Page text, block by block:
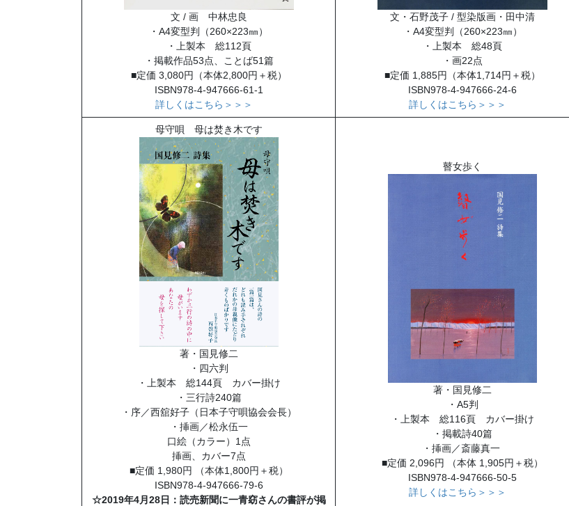
文 / 画 中林忠良
・A4変型判（260×223㎜）
・上製本 総112頁
・掲載作品53点、ことば51篇
■定価 3,080円（本体2,800円＋税）
ISBN978-4-947666-61-1
詳しくはこちら＞＞＞
文・石野茂子 / 型染版画・田中清
・A4変型判（260×223㎜）
・上製本 総48頁
・画22点
■定価 1,885円（本体1,714円＋税）
ISBN978-4-947666-24-6
詳しくはこちら＞＞＞
母守唄 母は焚き木です
著・国見修二
・四六判
・上製本 総144頁 カバー掛け
・三行詩240篇
・序／西舘好子（日本子守唄協会会長）
・挿画／松永伍一
口絵（カラー）1点
挿画、カバー7点
■定価 1,980円 （本体1,800円＋税）
ISBN978-4-947666-79-6
☆2019年4月28日：読売新聞に一青窈さんの書評が掲
瞽女歩く
著・国見修二
・A5判
・上製本 総116頁 カバー掛け
・掲載詩40篇
・挿画／斎藤真一
■定価 2,096円 （本体 1,905円＋税）
ISBN978-4-947666-50-5
詳しくはこちら＞＞＞